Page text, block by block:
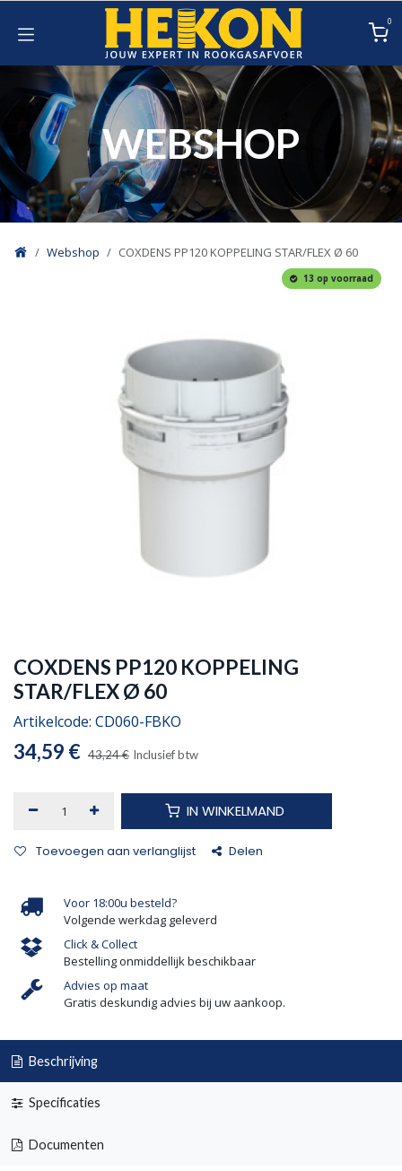
Overslaan naar inhoud
0
WEBSHOP
Webshop COXDENS PP120 KOPPELING STAR/FLEX Ø 60
13 op voorraad
COXDENS PP120 KOPPELING
STAR/FLEX Ø 60
Artikelcode: CD060-FBKO
34,59 € 43,24€ Inclusief btw
IN WINKELMAND
Toevoegen aan verlanglijst Delen
Voor 18:00u besteld?
Volgende werkdag geleverd
Click & Collect
Bestelling onmiddellijk beschikbaar
Advies op maat
Gratis deskundig advies bij uw aankoop.
Beschrijving
Specificaties
Documenten